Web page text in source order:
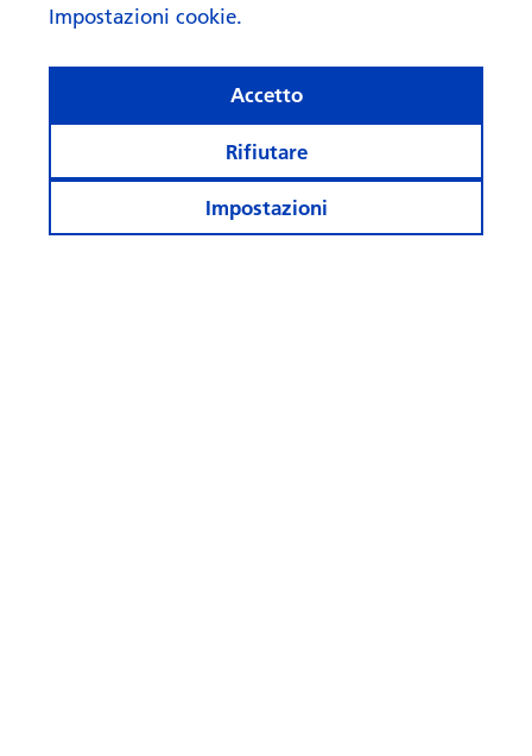
Cosa fa rima con “AI” quando
si parla di investi­menti?
Impostazioni cookie.
Impostazioni
Rifiutare
Accetto